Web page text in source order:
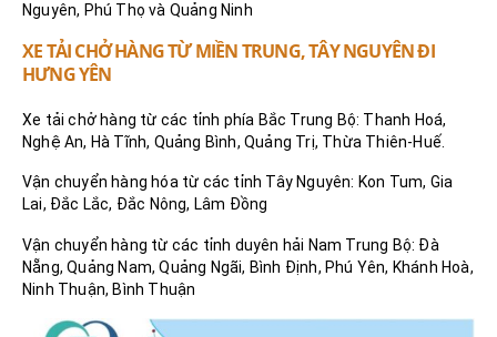
Nguyên, Phú Thọ và Quảng Ninh
XE TẢI CHỞ HÀNG TỪ MIỀN TRUNG, TÂY NGUYÊN ĐI
HƯNG YÊN
Xe tải chở hàng từ các tỉnh phía Bắc Trung Bộ: Thanh Hoá,
Nghệ An, Hà Tĩnh, Quảng Bình, Quảng Trị, Thừa Thiên-Huế.
Vận chuyển hàng hóa từ các tỉnh Tây Nguyên: Kon Tum, Gia
Lai, Đắc Lắc, Đắc Nông, Lâm Đồng
Vận chuyển hàng từ các tỉnh duyên hải Nam Trung Bộ: Đà
Nẵng, Quảng Nam, Quảng Ngãi, Bình Định, Phú Yên, Khánh Hoà,
Ninh Thuận, Bình Thuận